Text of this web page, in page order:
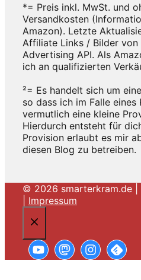
*= Preis inkl. MwSt. und
Versandkosten
Amazon). Letzte
Affiliate Links / Bilder
Advertising API. Als
ich an qualifizierten
²= Es handelt sich um
so dass ich im Falle
vermutlich eine kleine
Hierdurch entsteht für
Provision erlaubt es mir
diesen Blog zu betreiben.
© 2026 smarterkram.de |
Impressum